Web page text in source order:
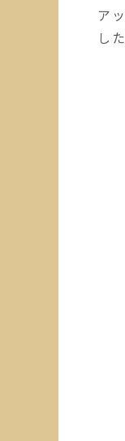
ア
し